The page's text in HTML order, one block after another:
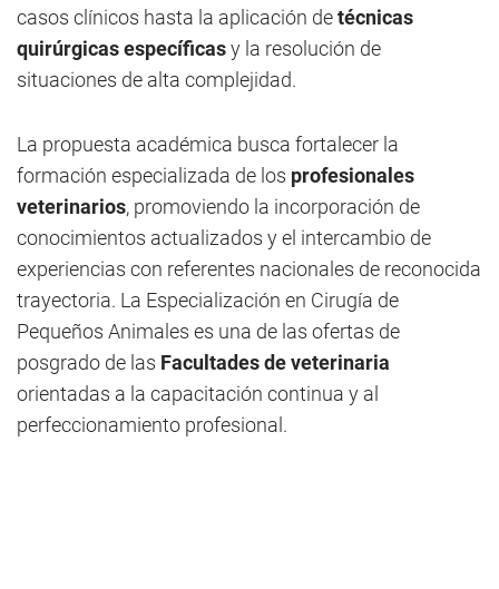
casos clínicos hasta la aplicación detécnicas
quirúrgicas específicasy la resolución de
situaciones de alta complejidad.
La propuesta académica busca fortalecer la
formación especializada de los profesionales
veterinarios, promoviendo la incorporación de
conocimientos actualizados y el intercambio de
experiencias con referentes nacionales de reconocida
trayectoria. La Especialización en Cirugía de
Pequeños Animales es una de las ofertas de
posgrado de las Facultades de veterinaria
orientadas a la capacitación continua y al
perfeccionamiento profesional.